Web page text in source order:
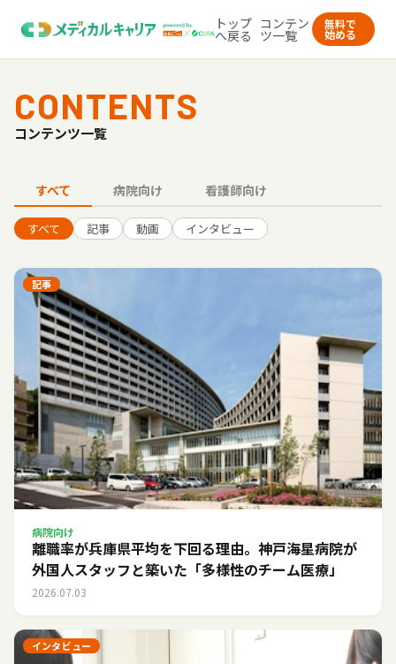
トップ
へ戻る
コンテン
ツ一覧
無料で
始める
CONTENTS
コンテンツ一覧
すべて 病院向け 看護師向け
すべて 記事 動画 インタビュー
記事
病院向け
離職率が兵庫県平均を下回る理由。神戸海星病院が
外国人スタッフと築いた「多様性のチーム医療」
2026.07.03
インタビュー